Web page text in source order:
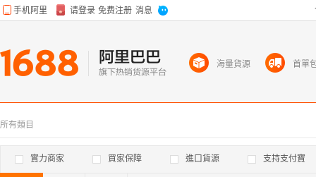
所有類目
實力商家 買家保障 進口貨源 支持支付寶
海量貨源 首單